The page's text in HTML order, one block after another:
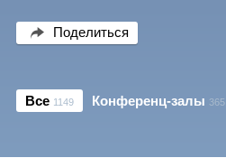
Поделиться
Все 1149 Конференц-залы 365